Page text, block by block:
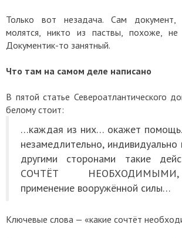
Только вот незадача. Сам
молятся, никто из паствы, похоже,
Документик-то занятный.
Что там на самом деле написано
В пятой статье Североатлантического
белому стоит:
…каждая из них… окажет
незамедлительно, индивидуально
другими сторонами такие
СОЧТЁТ
применение вооружённой силы…
Ключевые слова — «какие сочтёт